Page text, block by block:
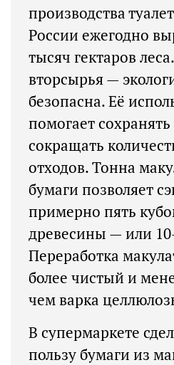
производства
России ежегодно
тысяч гектаров
вторсырья —
безопасна. Её
помогает сохранять
сокращать
отходов. Тонна
бумаги позволяет
примерно пять
древесины — или
Переработка
более чистый и
чем варка
В супермаркете
пользу бумаги из